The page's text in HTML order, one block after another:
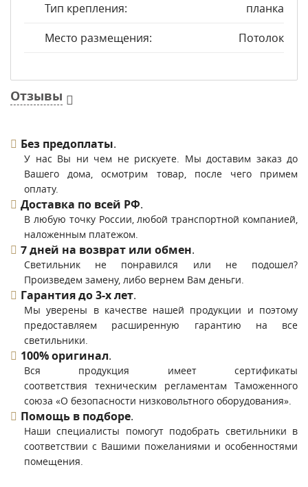
Тип крепления:
планка
Место размещения:
Потолок
Отзывы
Без предоплаты.
У нас Вы ни чем не рискуете. Мы доставим заказ до
Вашего дома, осмотрим товар, после чего примем
оплату.
Доставка по всей РФ.
В любую точку России, любой транспортной компанией,
наложенным платежом.
7 дней на возврат или обмен.
Светильник не понравился или не подошел?
Произведем замену, либо вернем Вам деньги.
Гарантия до 3-х лет.
Мы уверены в качестве нашей продукции и поэтому
предоставляем расширенную гарантию на все
светильники.
100% оригинал.
Вся продукция имеет сертификаты
соответствия техническим регламентам Таможенного
союза «О безопасности низковольтного оборудования».
Помощь в подборе.
Наши специалисты помогут подобрать светильники в
соответствии с Вашими пожеланиями и особенностями
помещения.